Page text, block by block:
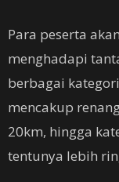
Para peserta
menghadapi
berbagai
mencakup
20km, hingga
tentunya lebih